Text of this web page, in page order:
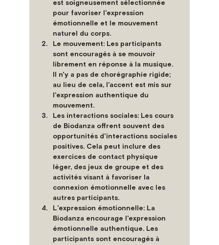
est soigneusement sélectionnée
pour favoriser l'expression
émotionnelle et le mouvement
naturel du corps.
Le mouvement: Les participants
sont encouragés à se mouvoir
librement en réponse à la musique.
Il n'y a pas de chorégraphie rigide;
au lieu de cela, l'accent est mis sur
l'expression authentique du
mouvement.
Les interactions sociales: Les cours
de Biodanza offrent souvent des
opportunités d'interactions sociales
positives. Cela peut inclure des
exercices de contact physique
léger, des jeux de groupe et des
activités visant à favoriser la
connexion émotionnelle avec les
autres participants.
L'expression émotionnelle: La
Biodanza encourage l'expression
émotionnelle authentique. Les
participants sont encouragés à